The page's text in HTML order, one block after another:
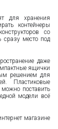
для хранения
контейнеры
со
сразу место под
даже
ящички
решением для
Пластиковые
поставить
модели всё
магазине